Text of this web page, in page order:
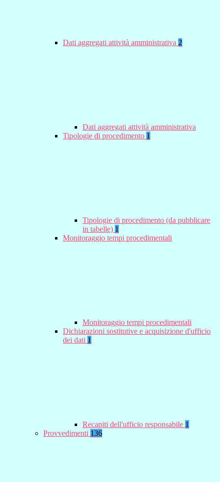
Dati aggregati attività amministrativa 2
Dati aggregati attività amministrativa
Tipologie di procedimento 1
Tipologie di procedimento (da pubblicare
in tabelle) 1
Monitoraggio tempi procedimentali
Monitoraggio tempi procedimentali
Dichiarazioni sostitutive e acquisizione d'ufficio
dei dati 1
Recapiti dell'ufficio responsabile 1
Provvedimenti 136